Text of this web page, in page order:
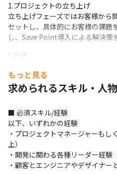
1.プロジェクトの立ち上げ
立ち上げフェーズではお客様から
セットし、具体的にお客様の課題
し、Save Point導入による解決策
2.計画
ダーとコミュニケーションを取り
テレーション毎の簡易的なWBS作
していただきます。
3.実行および監視
基本的にはイテレーションの監
チームに影響を及ぼすことがらに
解決に向けてステークホルダーと
ただきます。
もっと見る
求められるスキル・人
■ 必須スキル/経験
以下、いずれかの経験
・プロジェクトマネージャーも
上）
・開発に関わる各種リーダー経験
・顧客とエンジニアやデザイナー